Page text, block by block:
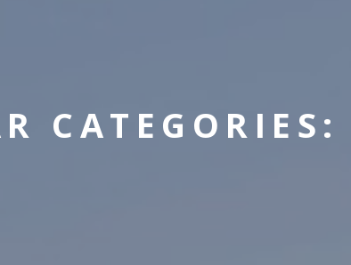
CATEGORIES: